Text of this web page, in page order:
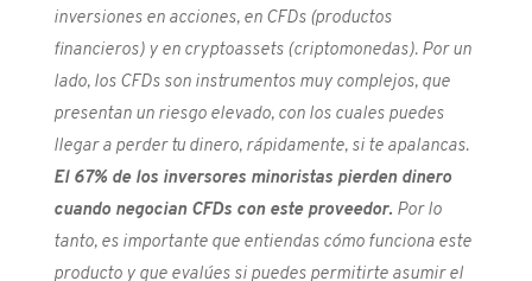
inversiones en acciones, en CFDs (productos
financieros) y en cryptoassets (criptomonedas). Por un
lado, los CFDs son instrumentos muy complejos, que
presentan un riesgo elevado, con los cuales puedes
llegar a perder tu dinero, rápidamente, si te apalancas.
El 67% de los inversores minoristas pierden dinero
cuando negocian CFDs con este proveedor. Por lo
tanto, es importante que entiendas cómo funciona este
producto y que evalúes si puedes permitirte asumir el